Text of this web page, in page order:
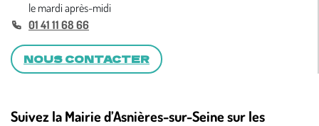
le mardi après-midi
01 41 11 68 66
NOUS CONTACTER
Suivez la Mairie d’Asnières-sur-Seine sur les